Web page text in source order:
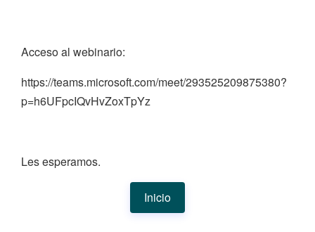
Acceso al webinario:
https://teams.microsoft.com/meet/293525209875380?
p=h6UFpcIQvHvZoxTpYz
Les esperamos.
Inicio